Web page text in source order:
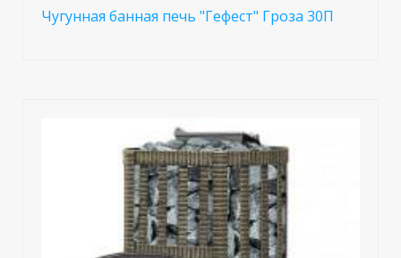
Чугунная банная печь "Гефест" Гроза 30П